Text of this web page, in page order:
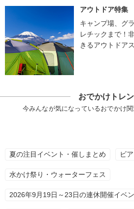
アウトドア特集
キャンプ場、グ
レチックまで！
きるアウトドア
おでかけトレ
今みんなが気になっているおでかけ
夏の注目イベント・催しまとめ ビ
水かけ祭り・ウォーターフェス
2026年9月19日～23日の連休開催イベ